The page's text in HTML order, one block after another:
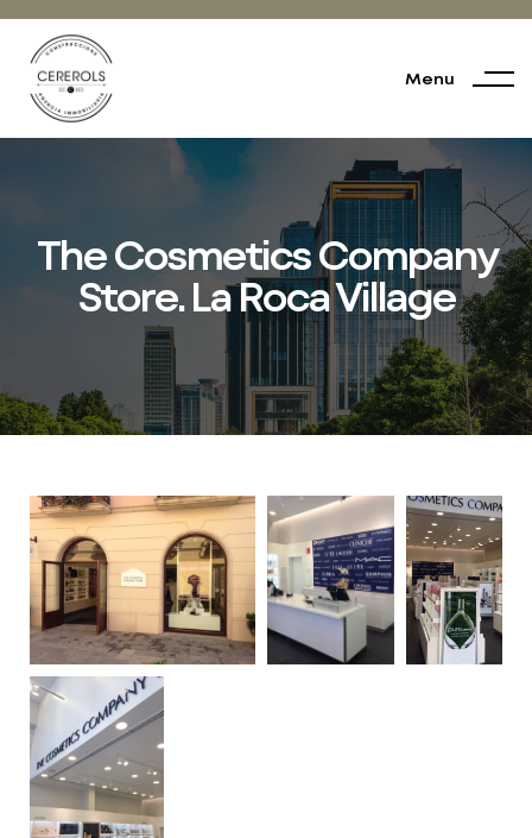
Menu
The Cosmetics Company
Store. La Roca Village